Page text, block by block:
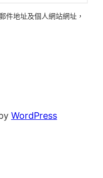
件地址及個人網站網址，
WordPress